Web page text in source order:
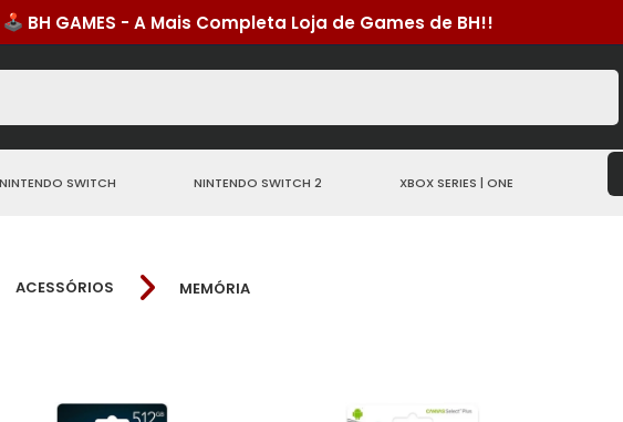
NINTENDO SWITCH NINTENDO SWITCH 2 XBOX SERIES | ONE
ACESSÓRIOS MEMÓRIA